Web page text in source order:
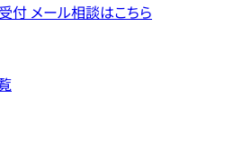
付 メール相談はこちら